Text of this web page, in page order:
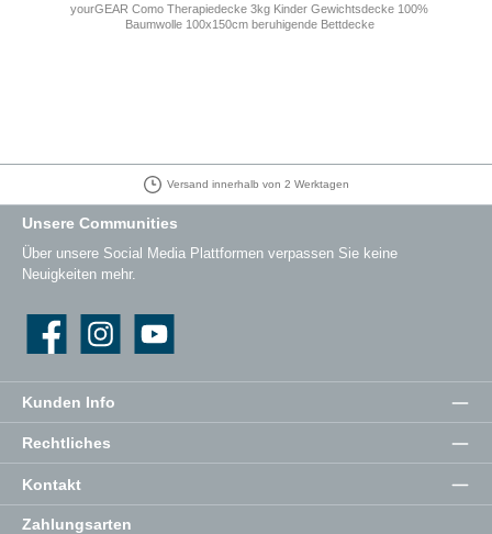
yourGEAR Como Therapiedecke 3kg Kinder Gewichtsdecke 100%
Baumwolle 100x150cm beruhigende Bettdecke
Versand innerhalb von 2 Werktagen
Kunden Info
Rechtliches
Kontakt
Unsere Communities
Über unsere Social Media Plattformen verpassen Sie keine
Neuigkeiten mehr.
Instagram YouTube
Zahlungsarten